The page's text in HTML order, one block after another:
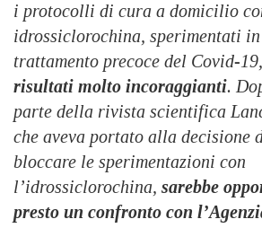
i protocolli di cura a domicilio
idrossiclorochina, sperimentati
trattamento precoce del Covid-
risultati molto incoraggianti.
parte della rivista scientifica
che aveva portato alla decisione
bloccare le sperimentazioni con
l’idrossiclorochina, sarebbe
presto un confronto con